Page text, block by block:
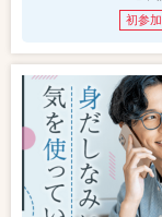
初参加